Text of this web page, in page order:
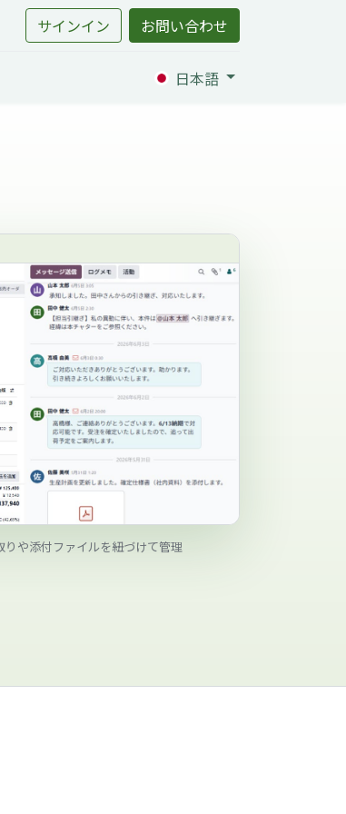
サインイン お問い合わせ
日本語
や添付ファイルを紐づけて管理